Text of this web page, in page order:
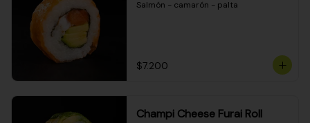
Salmón - camarón - palta
$7.200
Champi Cheese Furai Roll